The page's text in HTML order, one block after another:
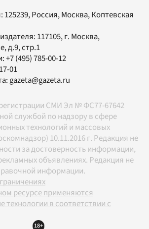
125239, Россия, Москва, Коптевская
117105, г. Москва,
д.9, стр.1
+7 (495) 785-00-12
01
gazeta@gazeta.ru
СМИ Эл № ФС77-67642
службой по надзору в сфере
технологий и массовых
10.11.2016 г. Редакция не
за достоверность информации,
объявлениях. Редакция не
информации.
ресурсе применяются
технологии в соответствии с
18+